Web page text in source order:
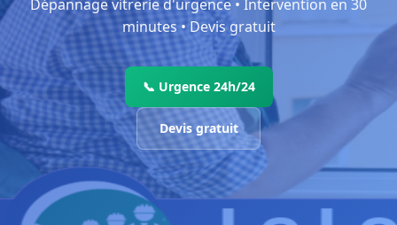
Dépannage vitrerie d'urgence • Intervention en 30
minutes • Devis gratuit
📞 Urgence 24h/24
Devis gratuit